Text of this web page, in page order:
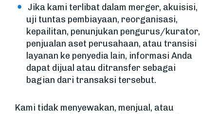
Jika kami terlibat dalam merger, akuisisi,
uji tuntas pembiayaan, reorganisasi,
kepailitan, penunjukan pengurus/kurator,
penjualan aset perusahaan, atau transisi
layanan ke penyedia lain, informasi Anda
dapat dijual atau ditransfer sebagai
bagian dari transaksi tersebut.
Kami tidak menyewakan, menjual, atau